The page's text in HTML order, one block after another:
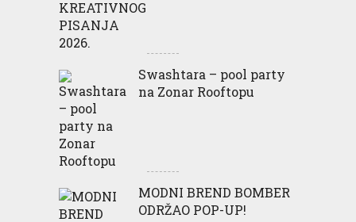
Swashtara – pool party
na Zonar Rooftopu
MODNI BREND BOMBER
ODRŽAO POP-UP!